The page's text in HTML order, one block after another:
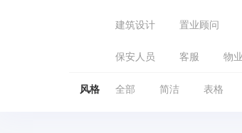
建筑设计 置业顾问
保安人员 客服 物
风格 全部 简洁 表格